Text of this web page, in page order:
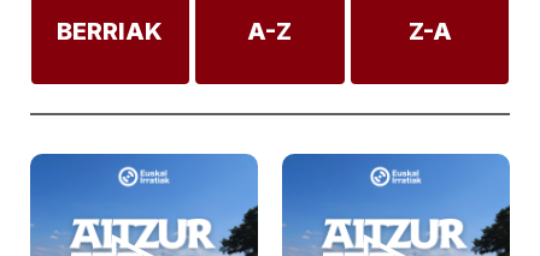
BERRIAK A-Z Z-A